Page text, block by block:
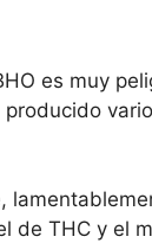
es muy
de THC y el